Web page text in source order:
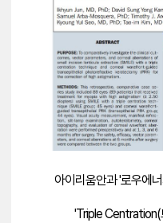
아이리움안과 '로우에
'Triple Centration(